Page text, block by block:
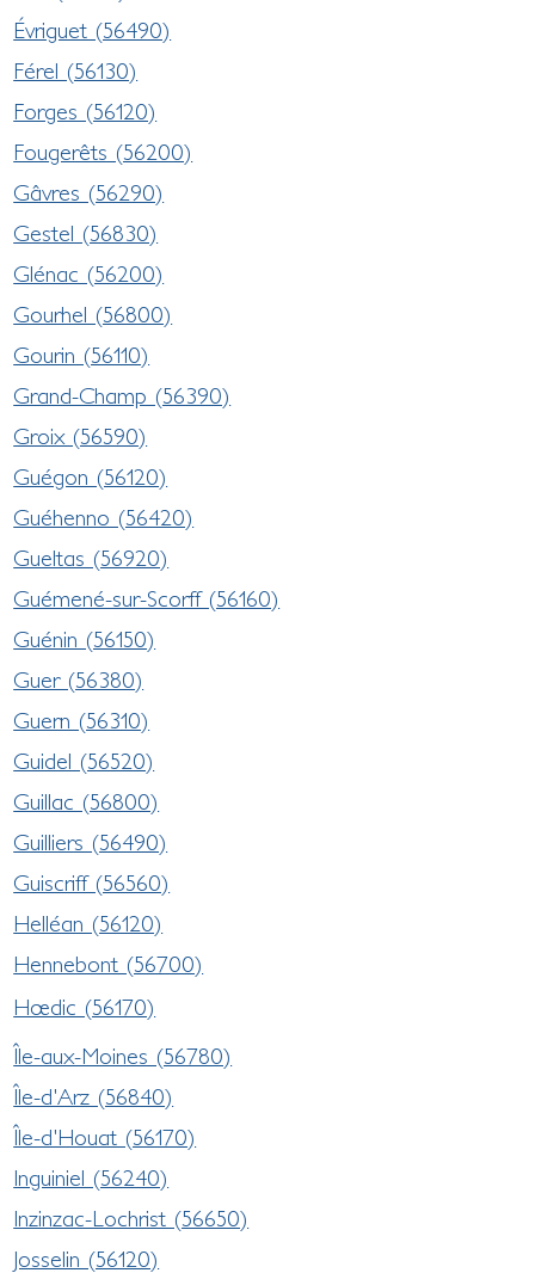
Évriguet (56490)
Férel (56130)
Forges (56120)
Fougerêts (56200)
Gâvres (56290)
Gestel (56830)
Glénac (56200)
Gourhel (56800)
Gourin (56110)
Grand-Champ (56390)
Groix (56590)
Guégon (56120)
Guéhenno (56420)
Gueltas (56920)
Guémené-sur-Scorff (56160)
Guénin (56150)
Guer (56380)
Guern (56310)
Guidel (56520)
Guillac (56800)
Guilliers (56490)
Guiscriff (56560)
Helléan (56120)
Hennebont (56700)
Hœdic (56170)
Île-aux-Moines (56780)
Île-d'Arz (56840)
Île-d'Houat (56170)
Inguiniel (56240)
Inzinzac-Lochrist (56650)
Josselin (56120)